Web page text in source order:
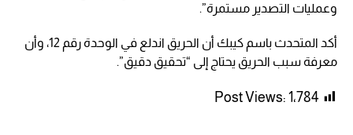
وعمليات التصدير مستمرة”.
أكد المتحدث باسم كيبك أن الحريق اندلع في الوحدة رقم 12، وأن
معرفة سبب الحريق يحتاج إلى “تحقيق دقيق”.
Post Views: 1٬784